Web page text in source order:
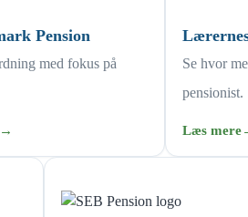
Pension
med fokus på
→
Se hvor
pensionist.
Læs mere